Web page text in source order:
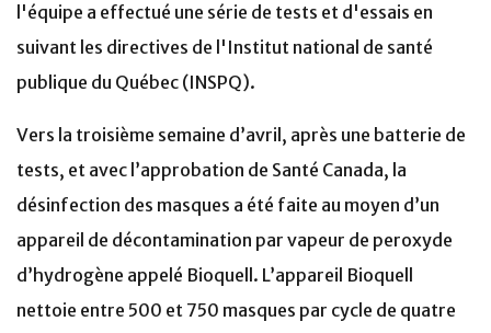
l'équipe a effectué une série de tests et d'essais en
suivant les directives de l'Institut national de santé
publique du Québec (INSPQ).
Vers la troisième semaine d’avril, après une batterie de
tests, et avec l’approbation de Santé Canada, la
désinfection des masques a été faite au moyen d’un
appareil de décontamination par vapeur de peroxyde
d’hydrogène appelé Bioquell. L’appareil Bioquell
nettoie entre 500 et 750 masques par cycle de quatre